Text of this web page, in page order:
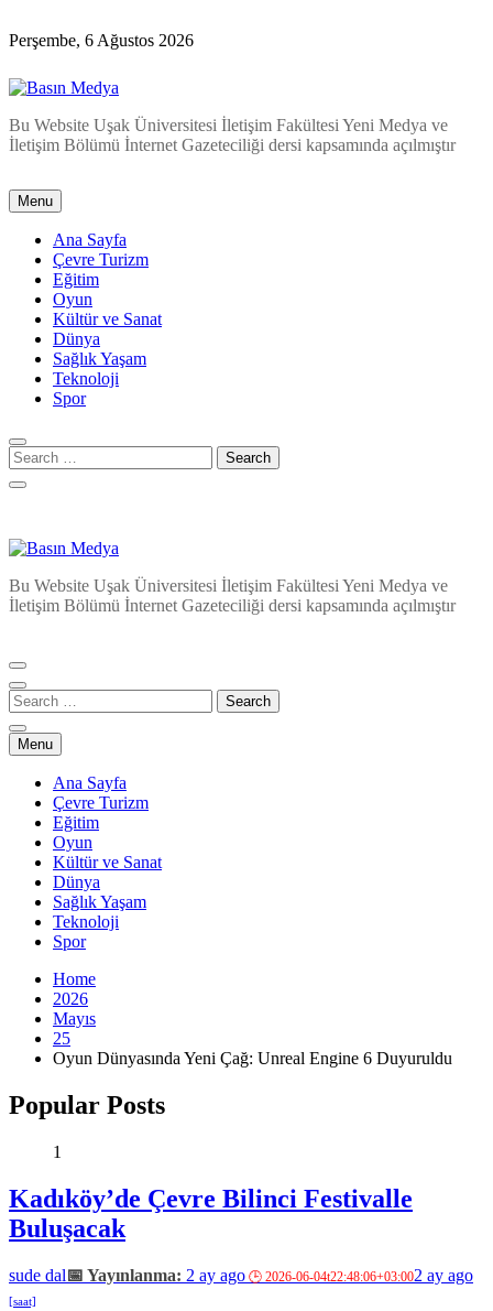
to
Perşembe, 6 Ağustos 2026
Basın Medya
Bu Website Uşak Üniversitesi İletişim Fakültesi Yeni Medya ve
İletişim Bölümü İnternet Gazeteciliği dersi kapsamında açılmıştır
Menu
Ana Sayfa
Çevre Turizm
Eğitim
Oyun
Kültür ve Sanat
Dünya
Sağlık Yaşam
Teknoloji
Spor
Basın Medya
Bu Website Uşak Üniversitesi İletişim Fakültesi Yeni Medya ve
İletişim Bölümü İnternet Gazeteciliği dersi kapsamında açılmıştır
Menu
Ana Sayfa
Çevre Turizm
Eğitim
Oyun
Kültür ve Sanat
Dünya
Sağlık Yaşam
Teknoloji
Spor
Home
2026
Mayıs
25
Oyun Dünyasında Yeni Çağ: Unreal Engine 6 Duyuruldu
Popular Posts
1
Kadıköy’de Çevre Bilinci Festivalle
Buluşacak
sude dal 2 ay ago 2 ay ago